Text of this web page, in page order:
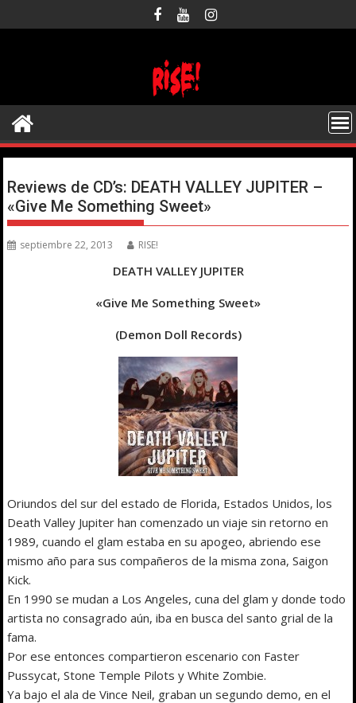
al
Reviews de CD’s: DEATH VALLEY JUPITER –
«Give Me Something Sweet»
septiembre 22, 2013 RISE!
DEATH VALLEY JUPITER
«Give Me Something Sweet»
(Demon Doll Records)
Oriundos del sur del estado de Florida, Estados Unidos, los
Death Valley Jupiter han comenzado un viaje sin retorno en
1989, cuando el glam estaba en su apogeo, abriendo ese
mismo año para sus compañeros de la misma zona, Saigon
Kick.
En 1990 se mudan a Los Angeles, cuna del glam y donde todo
artista no consagrado aún, iba en busca del santo grial de la
fama.
Por ese entonces compartieron escenario con Faster
Pussycat, Stone Temple Pilots y White Zombie.
Ya bajo el ala de Vince Neil, graban un segundo demo, en el